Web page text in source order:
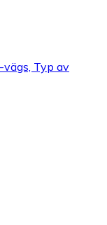
vägs, Typ av